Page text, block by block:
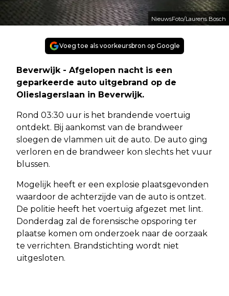
NieuwsFoto/Laurens Bosch
Voeg toe als voorkeursbron op Google
Beverwijk - Afgelopen nacht is een
geparkeerde auto uitgebrand op de
Olieslagerslaan in Beverwijk.
Rond 03:30 uur is het brandende voertuig
ontdekt. Bij aankomst van de brandweer
sloegen de vlammen uit de auto. De auto ging
verloren en de brandweer kon slechts het vuur
blussen.
Mogelijk heeft er een explosie plaatsgevonden
waardoor de achterzijde van de auto is ontzet.
De politie heeft het voertuig afgezet met lint.
Donderdag zal de forensische opsporing ter
plaatse komen om onderzoek naar de oorzaak
te verrichten. Brandstichting wordt niet
uitgesloten.